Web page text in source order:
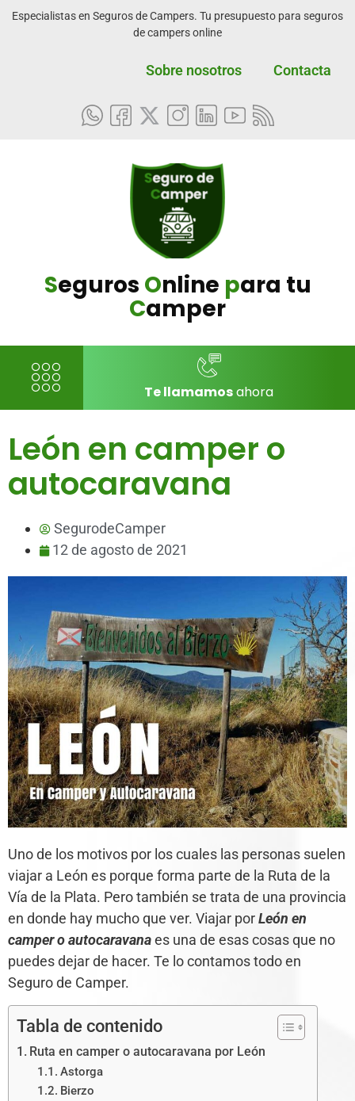
Especialistas en Seguros de Campers. Tu presupuesto para seguros
de campers online
Sobre nosotros Contacta
Seguros Online para tu
Camper
Te llamamosahora
León en camper o
autocaravana
SegurodeCamper
12 de agosto de 2021
Uno de los motivos por los cuales las personas suelen
viajar a León es porque forma parte de la Ruta de la
Vía de la Plata. Pero también se trata de una provincia
en donde hay mucho que ver. Viajar porLeón en
camper o autocaravanaes una de esas cosas que no
puedes dejar de hacer. Te lo contamos todo en
Seguro de Camper.
Tabla de contenido
Ruta en camper o autocaravana por León
Astorga
Bierzo